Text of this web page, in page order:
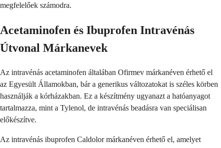
megfelelőek számodra.
Acetaminofen és Ibuprofen Intravénás
Útvonal Márkanevek
Az intravénás acetaminofen általában Ofirmev márkanéven érhető el
az Egyesült Államokban, bár a generikus változatokat is széles körben
használják a kórházakban. Ez a készítmény ugyanazt a hatóanyagot
tartalmazza, mint a Tylenol, de intravénás beadásra van speciálisan
előkészítve.
Az intravénás ibuprofen Caldolor márkanéven érhető el, amelyet